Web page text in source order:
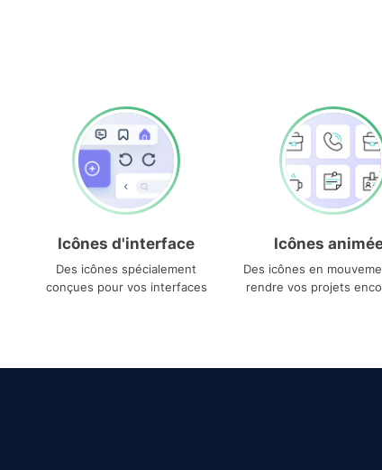
Icônes d'interface
Des icônes spécialement
conçues pour vos interfaces
Icônes
Des icônes en
rendre vos projets